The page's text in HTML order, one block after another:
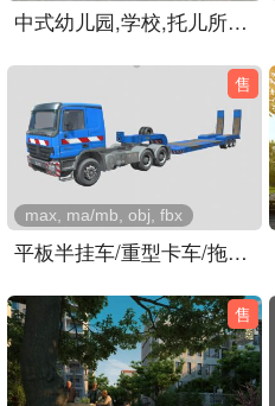
中式幼儿园,学校,托儿所教学楼3dmax模型
售
平板半挂车/重型卡车/拖车/平板车
max, ma/mb, obj, fbx
售